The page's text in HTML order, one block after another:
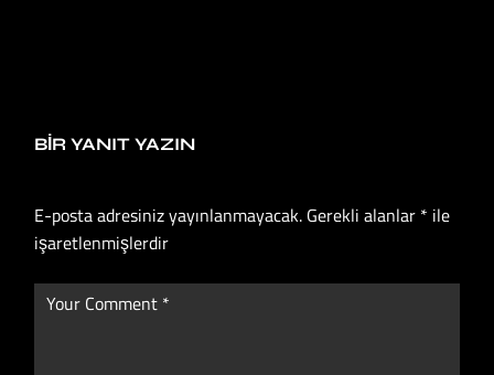
BIR YANIT YAZIN
E-posta adresiniz yayınlanmayacak. Gerekli alanlar * ile
işaretlenmişlerdir